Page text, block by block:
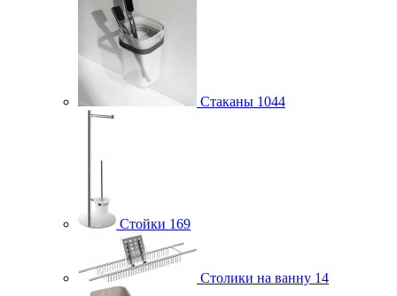
Стаканы 1044
Стойки 169
Столики на ванну 14